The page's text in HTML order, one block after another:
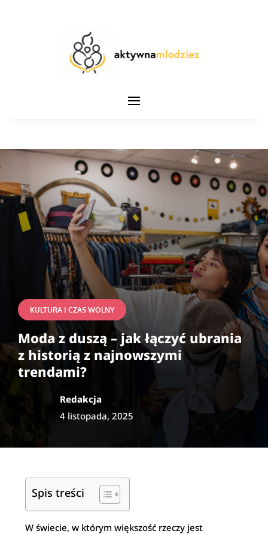
KULTURA I CZAS WOLNY
Moda z duszą – jak łączyć ubrania
z historią z najnowszymi
trendami?
Redakcja
4 listopada, 2025
Spis treści
W świecie, w którym większość rzeczy jest